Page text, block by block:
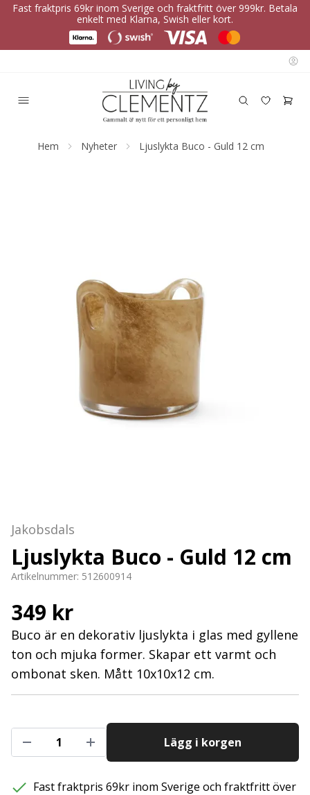
Fast fraktpris 69kr inom Sverige och fraktfritt över 999kr. Betala
enkelt med Klarna, Swish eller kort.
Hem Nyheter Ljuslykta Buco - Guld 12 cm
Jakobsdals
Ljuslykta Buco - Guld 12 cm
Artikelnummer: 512600914
349 kr
Buco är en dekorativ ljuslykta i glas med gyllene
ton och mjuka former. Skapar ett varmt och
ombonat sken. Mått 10x10x12 cm.
Lägg i korgen
Fast fraktpris 69kr inom Sverige och fraktfritt över